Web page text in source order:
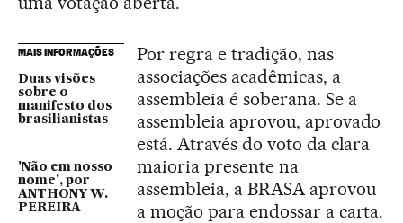
MAIS INFORMAÇÕES
Duas visões
sobre o
manifesto dos
brasilianistas
'Não em nosso
nome', por
ANTHONY W.
PEREIRA
Por regra e tradição, nas
associações acadêmicas, a
assembleia é soberana. Se a
assembleia aprovou, aprovado
está. Através do voto da clara
maioria presente na
assembleia, a BRASA aprovou
a moção para endossar a carta.